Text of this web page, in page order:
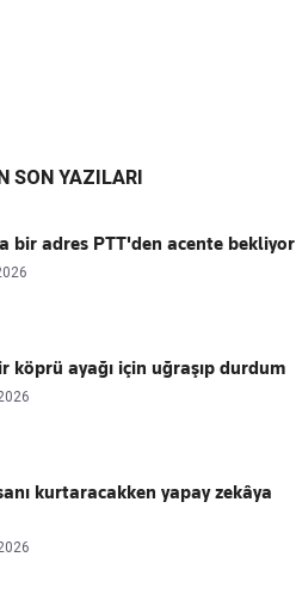
SON YAZILARI
bir adres PTT'den acente bekliyor
köprü ayağı için uğraşıp durdum
kurtaracakken yapay zekâya